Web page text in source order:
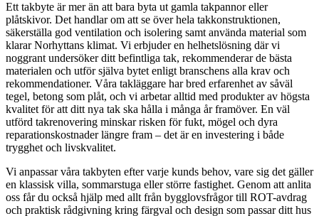
Ett takbyte är mer än att bara byta ut gamla takpannor eller
plåtskivor. Det handlar om att se över hela takkonstruktionen,
säkerställa god ventilation och isolering samt använda material som
klarar Norhyttans klimat. Vi erbjuder en helhetslösning där vi
noggrant undersöker ditt befintliga tak, rekommenderar de bästa
materialen och utför själva bytet enligt branschens alla krav och
rekommendationer. Våra takläggare har bred erfarenhet av såväl
tegel, betong som plåt, och vi arbetar alltid med produkter av högsta
kvalitet för att ditt nya tak ska hålla i många år framöver. En väl
utförd takrenovering minskar risken för fukt, mögel och dyra
reparationskostnader längre fram – det är en investering i både
trygghet och livskvalitet.
Vi anpassar våra takbyten efter varje kunds behov, vare sig det gäller
en klassisk villa, sommarstuga eller större fastighet. Genom att anlita
oss får du också hjälp med allt från bygglovsfrågor till ROT-avdrag
och praktisk rådgivning kring färgval och design som passar ditt hus